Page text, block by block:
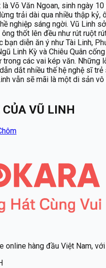
Võ Văn Ngoan, sinh ngày
trải dài qua nhiều thập
nghiệp sáng ngời. Vũ Linh
thốt lên đều như rút ruột
diễn ăn ý như Tài Linh,
Linh Kỳ và Chiêu Quân
các vai kép văn.
dắt nhiều thế hệ nghệ sĩ
vẫn sẽ mãi là một di sản
CỦA VŨ LINH
online hàng đầu Việt Nam,